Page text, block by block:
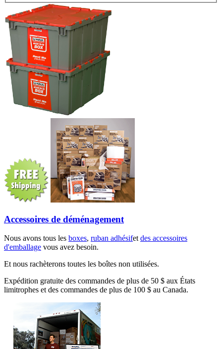
Accessoires de déménagement
Nous avons tous les boxes, ruban adhésifet des accessoires
d'emballage vous avez besoin.
Et nous rachèterons toutes les boîtes non utilisées.
Expédition gratuite des commandes de plus de 50 $ aux États
limitrophes et des commandes de plus de 100 $ au Canada.